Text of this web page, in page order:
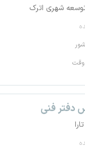
شهری اترک
وقت
دفتر فنی